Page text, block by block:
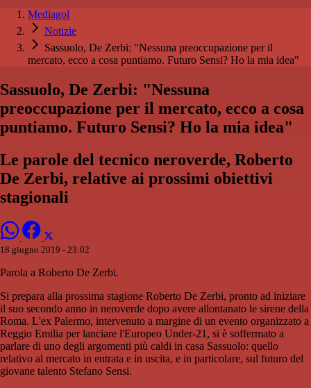
Mediagol
Notizie
Sassuolo, De Zerbi: "Nessuna preoccupazione per il
mercato, ecco a cosa puntiamo. Futuro Sensi? Ho la mia idea"
Sassuolo, De Zerbi: "Nessuna
preoccupazione per il mercato, ecco a cosa
puntiamo. Futuro Sensi? Ho la mia idea"
Le parole del tecnico neroverde, Roberto
De Zerbi, relative ai prossimi obiettivi
stagionali
18 giugno 2019 - 23:02
Parola a Roberto De Zerbi.
Si prepara alla prossima stagione Roberto De Zerbi, pronto ad iniziare
il suo secondo anno in neroverde dopo avere allontanato le sirene della
Roma. L'ex Palermo, intervenuto a margine di un evento organizzato a
Reggio Emilia per lanciare l'Europeo Under-21, si è soffermato a
parlare di uno degli argomenti più caldi in casa Sassuolo: quello
relativo al mercato in entrata e in uscita, e in particolare, sul futuro del
giovane talento Stefano Sensi.